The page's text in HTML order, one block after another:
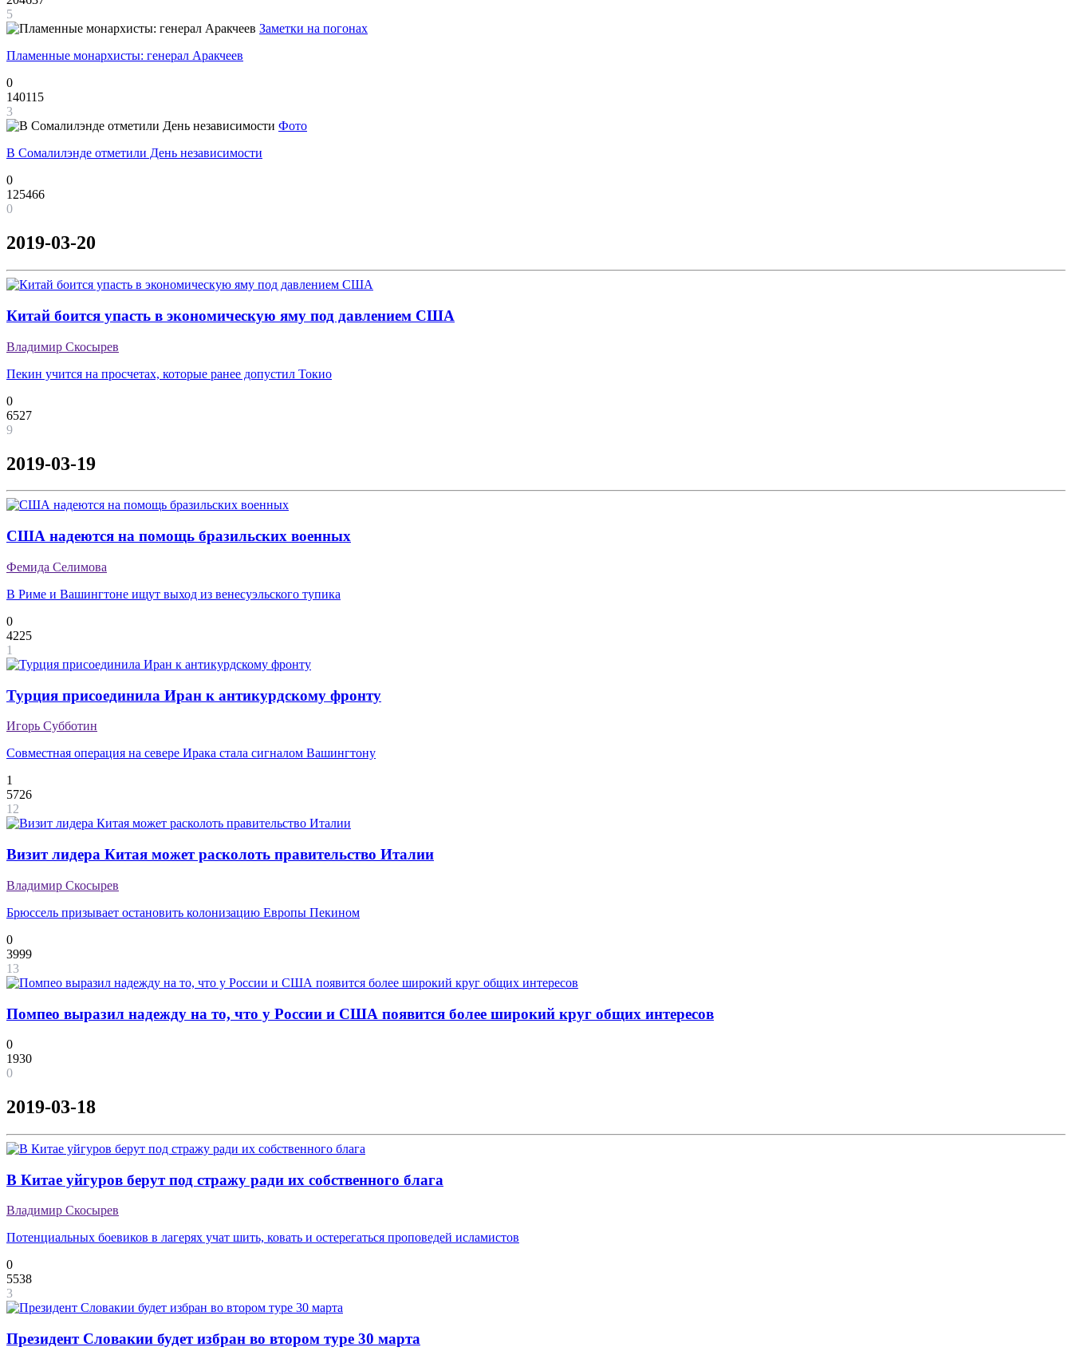
5
Заметки на погонах
Пламенные монархисты: генерал Аракчеев
0
140115
3
Фото
В Сомалилэнде отметили День независимости
0
125466
0
2019-03-20
Китай боится упасть в экономическую яму под давлением США
Владимир Скосырев
Пекин учится на просчетах, которые ранее допустил Токио
0
6527
9
2019-03-19
США надеются на помощь бразильских военных
Фемида Селимова
В Риме и Вашингтоне ищут выход из венесуэльского тупика
0
4225
1
Турция присоединила Иран к антикурдскому фронту
Игорь Субботин
Совместная операция на севере Ирака стала сигналом Вашингтону
1
5726
12
Визит лидера Китая может расколоть правительство Италии
Владимир Скосырев
Брюссель призывает остановить колонизацию Европы Пекином
0
3999
13
Помпео выразил надежду на то, что у России и США появится более широкий круг общих интересов
0
1930
0
2019-03-18
В Китае уйгуров берут под стражу ради их собственного блага
Владимир Скосырев
Потенциальных боевиков в лагерях учат шить, ковать и остерегаться проповедей исламистов
0
5538
3
Президент Словакии будет избран во втором туре 30 марта